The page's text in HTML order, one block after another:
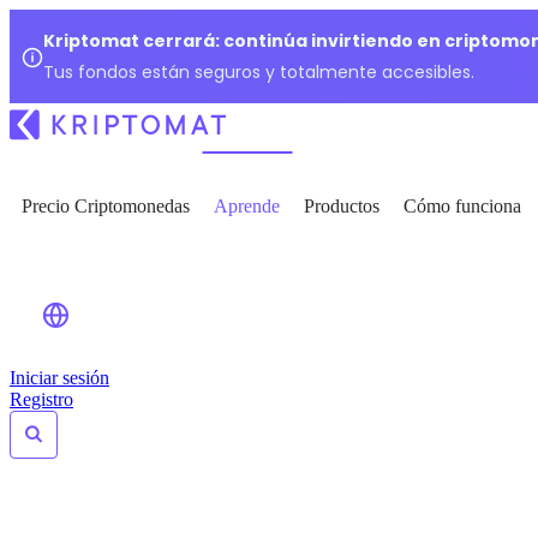
Kriptomat cerrará: continúa invirtiendo en
Tus fondos están seguros y totalmente accesibles.
Precio Criptomonedas Aprende Productos Cómo funciona
Iniciar sesión
Registro